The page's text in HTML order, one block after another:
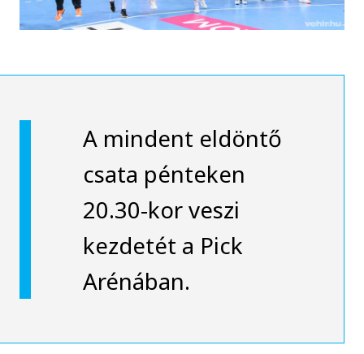
A mindent eldöntő
csata pénteken
20.30-kor veszi
kezdetét a Pick
Arénában.